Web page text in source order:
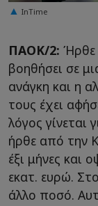
InTime
ΠΑΟΚ/2: Ήρθε
βοηθήσει σε
ανάγκη και η
τους έχει
λόγος γίνεται
ήρθε από την
έξι μήνες και
εκατ. ευρώ.
άλλο ποσό.